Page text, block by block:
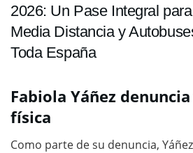
2026: Un Pase Integral
Media Distancia y
Toda España
Fabiola Yáñez
física
Como parte de su denuncia,